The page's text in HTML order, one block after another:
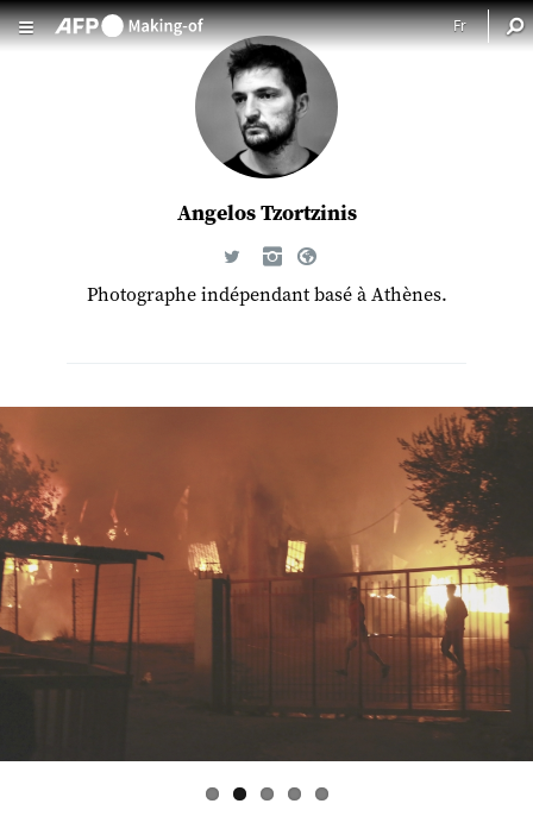
Angelos Tzortzinis
Photographe indépendant basé à Athènes.